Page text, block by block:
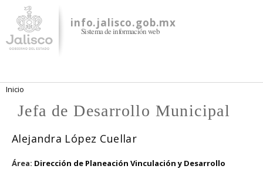
contenido
principal
info.jalisco.gob.mx
Sistema de información web
Se encuentra usted aquí
Inicio
Jefa de Desarrollo Municipal
Alejandra López Cuellar
Área: Dirección de Planeación Vinculación y Desarrollo